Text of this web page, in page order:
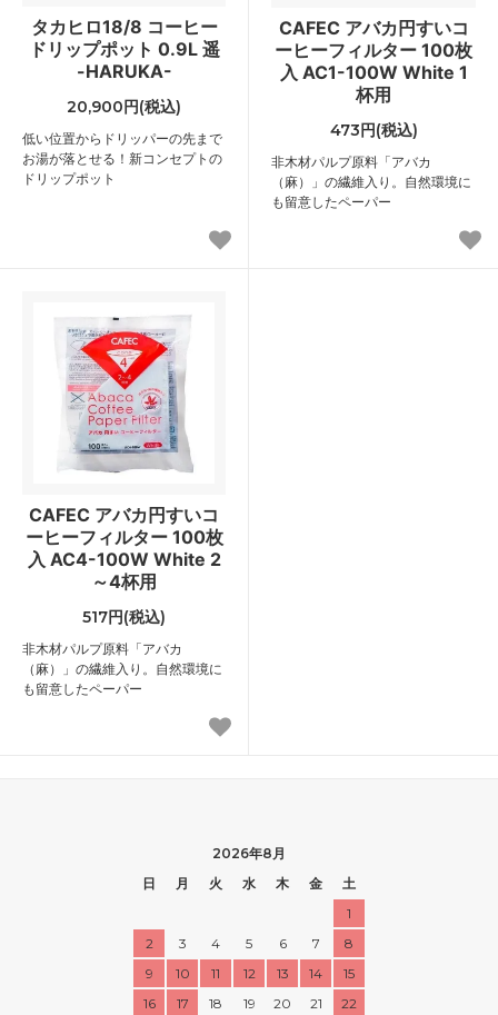
タカヒロ18/8 コーヒー
ドリップポット 0.9L 遥
-HARUKA-
20,900円(税込)
低い位置からドリッパーの先まで
お湯が落とせる！新コンセプトの
ドリップポット
CAFEC アバカ円すいコ
ーヒーフィルター 100枚
入 AC1-100W White 1
杯用
473円(税込)
非木材パルプ原料「アバカ
（麻）」の繊維入り。自然環境に
も留意したペーパー
CAFEC アバカ円すいコ
ーヒーフィルター 100枚
入 AC4-100W White 2
～4杯用
517円(税込)
非木材パルプ原料「アバカ
（麻）」の繊維入り。自然環境に
も留意したペーパー
2026年8月
日
月 火 水 木 金
土
1
2
3 4 5 6 7
8
9
10 11 12 13 14
15
16
17 18 19 20 21
22